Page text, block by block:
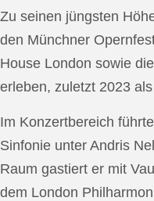
Zu seinen jüngsten
den Münchner
House London sowie
erleben, zuletzt 2023
Im Konzertbereich
Sinfonie unter Andris
Raum gastiert er mit
dem London